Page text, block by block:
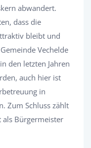
abwandert.
dass die
bleibt und
Vechelde
den letzten Jahren
auch hier ist
in
Zum Schluss zählt
als Bürgermeister